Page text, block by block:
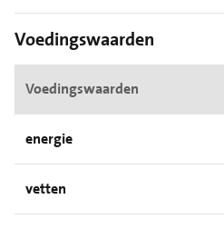
Voedingswaarden
Voedingswaarden
energie
vetten